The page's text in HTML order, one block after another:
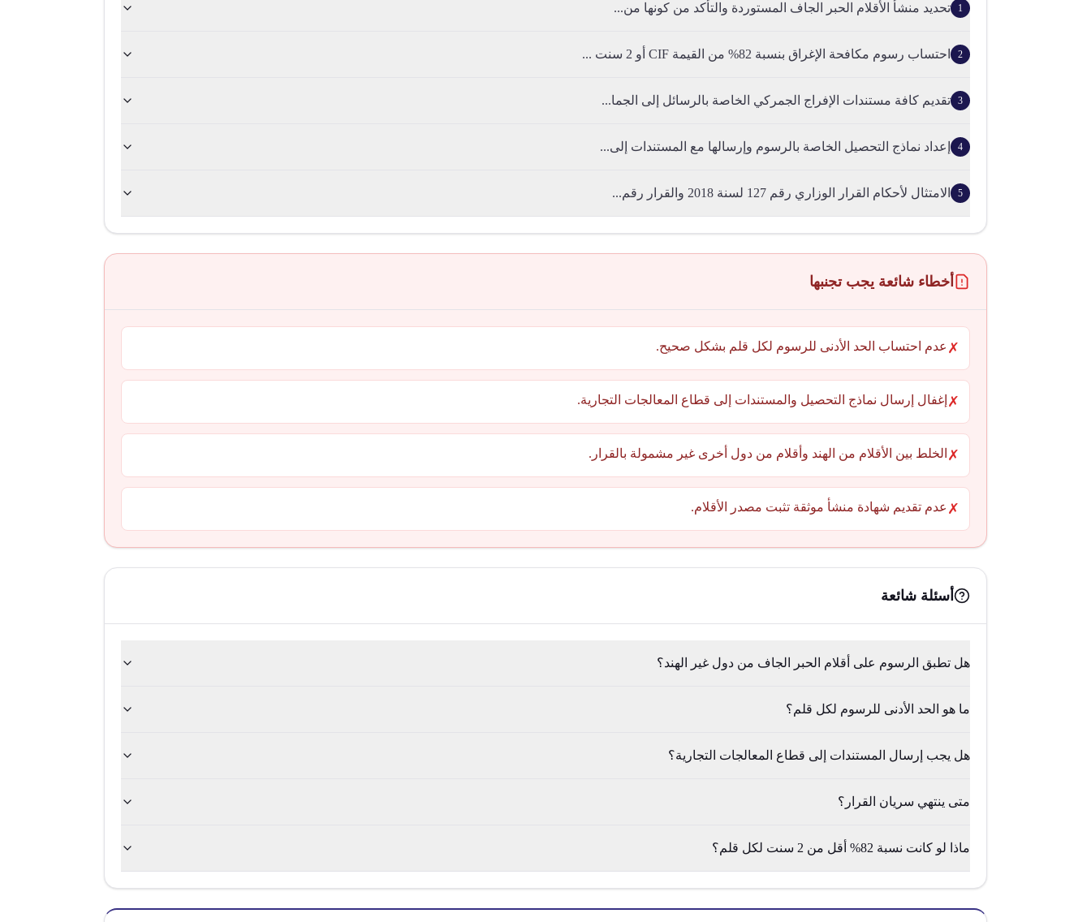
1 تحديد منشأ الأقلام الحبر الجاف المستوردة والتأكد من كونها من...
2 احتساب رسوم مكافحة الإغراق بنسبة 82% من القيمة CIF أو 2 سنت ...
3 تقديم كافة مستندات الإفراج الجمركي الخاصة بالرسائل إلى الجما...
4 إعداد نماذج التحصيل الخاصة بالرسوم وإرسالها مع المستندات إلى...
5 الامتثال لأحكام القرار الوزاري رقم 127 لسنة 2018 والقرار رقم...
أخطاء شائعة يجب تجنبها
✗ عدم احتساب الحد الأدنى للرسوم لكل قلم بشكل صحيح.
✗ إغفال إرسال نماذج التحصيل والمستندات إلى قطاع المعالجات التجارية.
✗ الخلط بين الأقلام من الهند وأقلام من دول أخرى غير مشمولة بالقرار.
✗ عدم تقديم شهادة منشأ موثقة تثبت مصدر الأقلام.
أسئلة شائعة
هل تطبق الرسوم على أقلام الحبر الجاف من دول غير الهند؟
ما هو الحد الأدنى للرسوم لكل قلم؟
هل يجب إرسال المستندات إلى قطاع المعالجات التجارية؟
متى ينتهي سريان القرار؟
ماذا لو كانت نسبة 82% أقل من 2 سنت لكل قلم؟